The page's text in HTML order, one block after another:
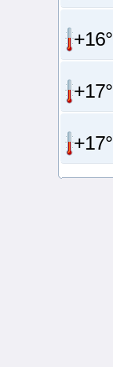
+16°
+17°
+17°